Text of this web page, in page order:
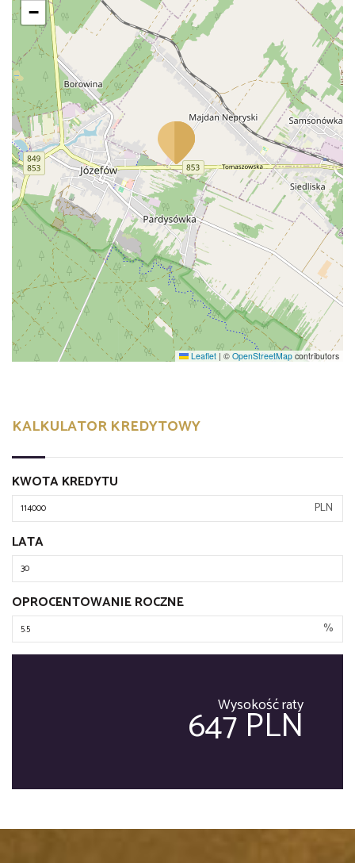
−
Leaflet | © OpenStreetMap contributors
KALKULATOR KREDYTOWY
KWOTA KREDYTU
PLN
LATA
OPROCENTOWANIE ROCZNE
%
Wysokość raty
647 PLN